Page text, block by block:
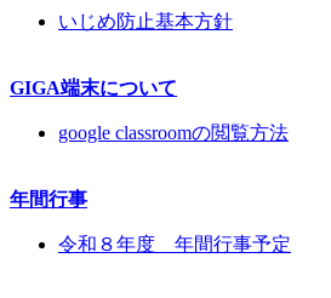
いじめ防止基本方針
GIGA端末について
google classroomの閲覧方法
年間行事
令和８年度 年間行事予定